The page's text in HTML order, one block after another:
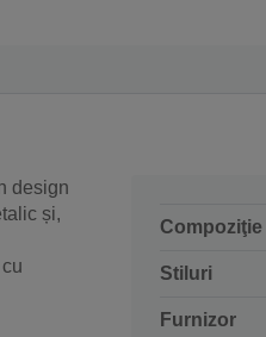
design
și,
Compoziţie
Stiluri
Furnizor